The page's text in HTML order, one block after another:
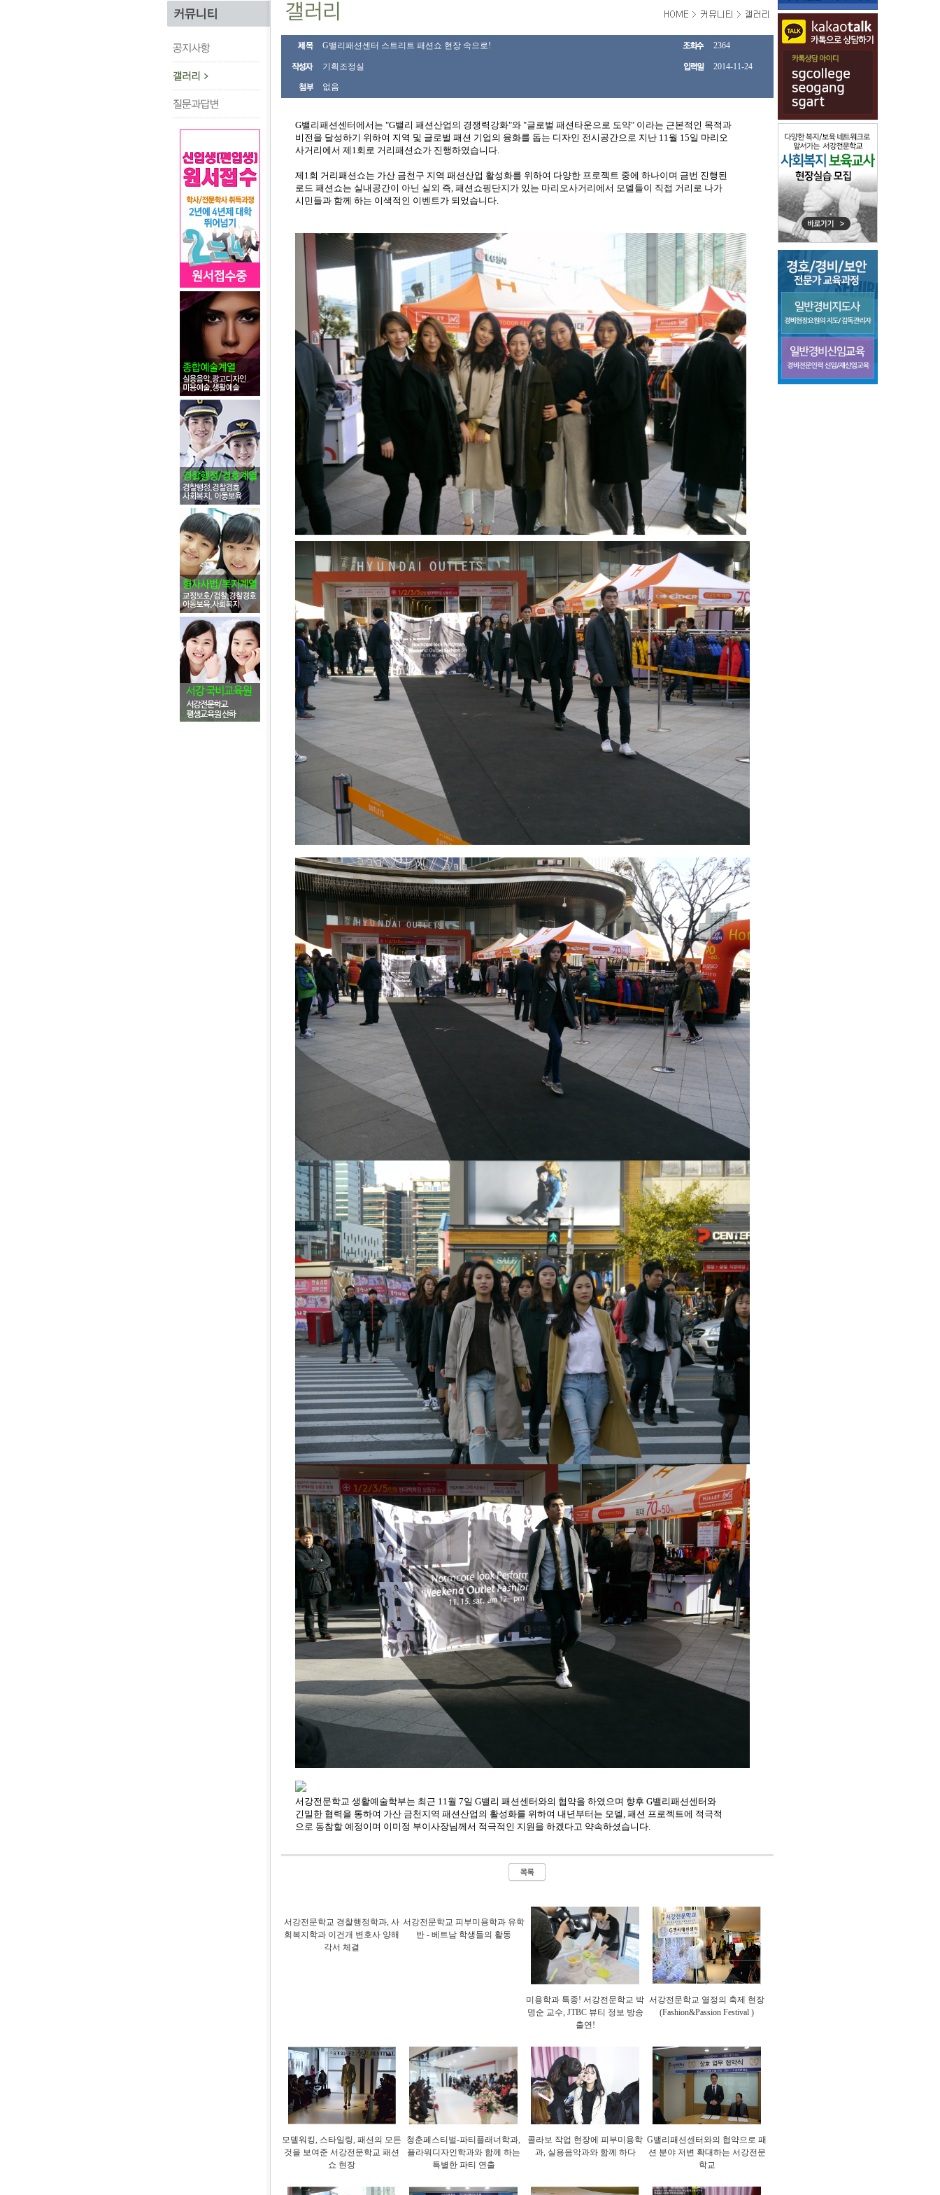
G밸리패션센터 스트리트 패션쇼 현장 속으로! 2364
기획조정실 2014-11-24
없음
G밸리패션센터에서는 "G밸리 패션산업의 경쟁력강화"와 "글로벌 패션타운으로 도약" 이라는 근본적인 목적과
비전을 달성하기 위하여 지역 및 글로벌 패션 기업의 융화를 돕는 디자인 전시공간으로 지난 11월 15일 마리오
사거리에서 제1회로 거리패션쇼가 진행하였습니다.
제1회 거리패션쇼는 가산 금천구 지역 패션산업 활성화를 위하여 다양한 프로젝트 중에 하나이며 금번 진행된
로드 패션쇼는 실내공간이 아닌 실외 즉, 패션쇼핑단지가 있는 마리오사거리에서 모델들이 직접 거리로 나가
시민들과 함께 하는 이색적인 이벤트가 되었습니다.
서강전문학교 생활예술학부는 최근 11월 7일 G밸리 패션센터와의 협약을 하였으며 향후 G밸리패션센터와
긴밀한 협력을 통하여 가산 금천지역 패션산업의 활성화를 위하여 내년부터는 모델, 패션 프로젝트에 적극적
으로 동참할 예정이며 이미정 부이사장님께서 적극적인 지원을 하겠다고 약속하셨습니다.
서강전문학교 경찰행정학과, 사
회복지학과 이건개 변호사 양해
각서 체결
서강전문학교 피부미용학과 유학
반 - 베트남 학생들의 활동
미용학과 특종! 서강전문학교 박
명순 교수, JTBC 뷰티 정보 방송
출연!
서강전문학교 열정의 축제 현장
(Fashion&Passion Festival )
모델워킹, 스타일링, 패션의 모든
것을 보여준 서강전문학교 패션
쇼 현장
청춘페스티벌-파티플래너학과,
플라워디자인학과와 함께 하는
특별한 파티 연출
콜라보 작업 현장에 피부미용학
과, 실용음악과와 함께 하다
G밸리패션센터와의 협약으로 패
션 분야 저변 확대하는 서강전문
학교